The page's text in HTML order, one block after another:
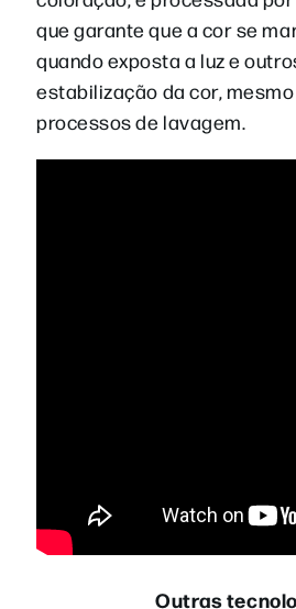
que garante que a cor se
quando exposta a luz e
estabilização da cor,
processos de lavagem.
Outras